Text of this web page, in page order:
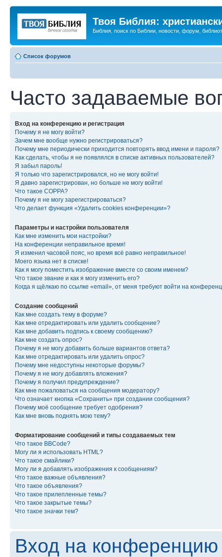
Твоя Библия:
Библия, поиск по Библии, новости, форум,
Список форумов
Часто задаваемые
Вход на конференцию и регистрация
Почему я не могу войти?
Зачем мне вообще нужно регистрироваться?
Почему мне периодически приходится повторять ввод имени и пароля?
Как сделать, чтобы я не появлялся в списке активных пользователей?
Я забыл пароль!
Я только что зарегистрировался, но не могу войти!
Я давно зарегистрирован, но больше не могу войти!
Что такое COPPA?
Почему я не могу зарегистрироваться?
Что делает функция «Удалить cookies конференции»?
Параметры и настройки пользователя
Как мне изменить мои настройки?
На конференции неправильное время!
Я изменил часовой пояс, но время всё равно неправильное!
Моего языка нет в списке!
Как я могу поместить изображение вместе со своим именем?
Что такое звание и как я могу изменить его?
Когда я щёлкаю по ссылке «email», от меня требуют войти на
Создание сообщений
Как мне создать тему в форуме?
Как мне отредактировать или удалить сообщение?
Как мне добавить подпись к своему сообщению?
Как мне создать опрос?
Почему я не могу добавить больше вариантов ответа?
Как мне отредактировать или удалить опрос?
Почему мне недоступны некоторые форумы?
Почему я не могу добавлять вложения?
Почему я получил предупреждение?
Как мне пожаловаться на сообщения модератору?
Что означает кнопка «Сохранить» при создании сообщения?
Почему моё сообщение требует одобрения?
Как мне вновь поднять мою тему?
Форматирование сообщений и типы создаваемых тем
Что такое BBCode?
Могу ли я использовать HTML?
Что такое смайлики?
Могу ли я добавлять изображения к сообщениям?
Что такое важные объявления?
Что такое объявления?
Что такое прилепленные темы?
Что такое закрытые темы?
Что такое значки тем?
Вход на конференцию